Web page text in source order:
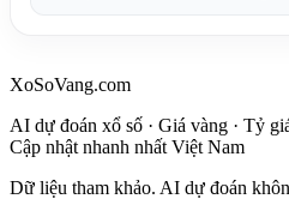
XoSoVang.com
AI dự đoán xổ số · Giá vàng · Tỷ
Cập nhật nhanh nhất Việt Nam
Dữ liệu tham khảo. AI dự đoán